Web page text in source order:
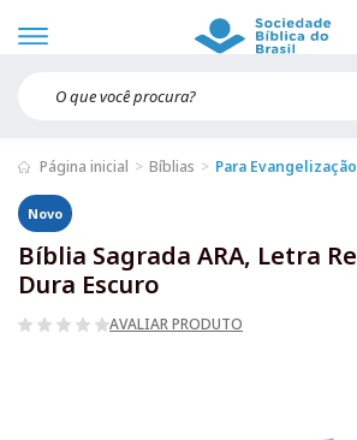
Página inicial Bíblias Para Evangelização
Novo
Bíblia Sagrada ARA, Letra
Dura Escuro
AVALIAR PRODUTO